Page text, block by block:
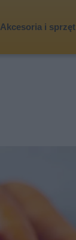
Akcesoria i sprzęt